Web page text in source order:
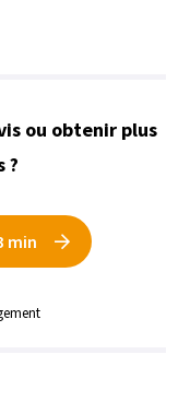
ou obtenir plus
?
min